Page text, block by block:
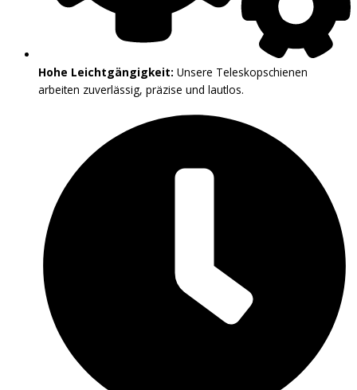
Hohe Leichtgängigkeit: Unsere Teleskopschienen
arbeiten zuverlässig, präzise und lautlos.